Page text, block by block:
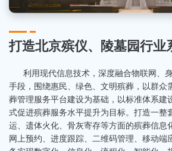
打造北京殡仪、陵墓园行业
利用现代信息技术，深度融合物联网、
手段，围绕惠民、绿色、文明殡葬，以群众
葬管理服务平台建设为基础，以标准体系建
式促进殡葬服务水平提升为目标。打造一整
运、遗体火化、骨灰寄存等方面的殡葬信息
网上预约、进度跟踪、二维码管理、移动端